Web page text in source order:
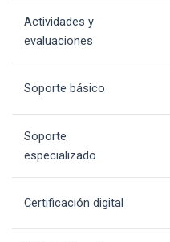
Actividades y
evaluaciones
Soporte básico
Soporte
especializado
Certificación digital